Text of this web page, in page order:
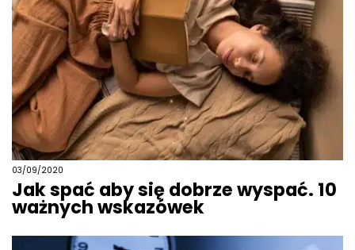
03/09/2020
Jak spać aby się dobrze wyspać. 10
ważnych wskazówek